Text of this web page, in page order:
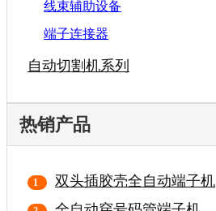
线束辅助设备
端子连接器
自动切割机系列
热销产品
双头插胶壳全自动端子机